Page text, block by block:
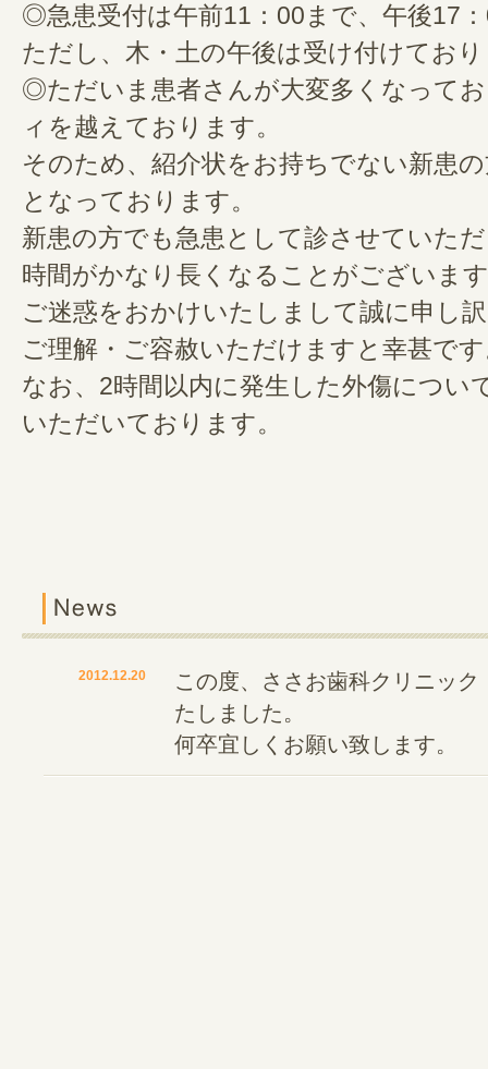
◎急患受付は午前11：00まで、午後17
ただし、木・土の午後は受け付けてお
◎ただいま患者さんが大変多くなって
ィを越えております。
そのため、紹介状をお持ちでない新患
となっております。
新患の方でも急患として診させていた
時間がかなり長くなることがございま
ご迷惑をおかけいたしまして誠に申し
ご理解・ご容赦いただけますと幸甚で
なお、2時間以内に発生した外傷につい
いただいております。
2012.12.20
この度、ささお歯科クリニッ
たしました。
何卒宜しくお願い致します。